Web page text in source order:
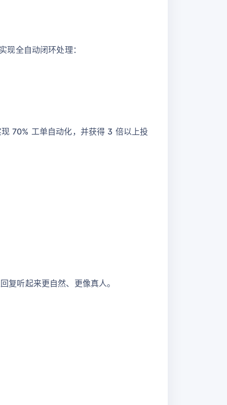
全自动闭环处理：
70% 工单自动化，并获得 3 倍以上投
复听起来更自然、更像真人。